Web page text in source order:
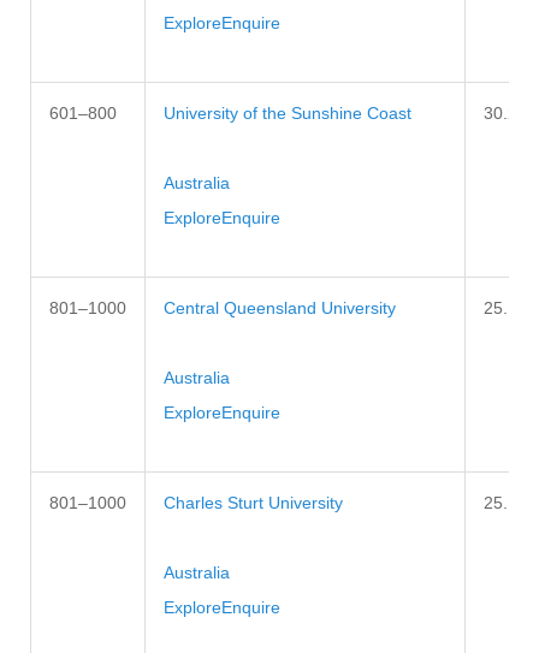
ExploreEnquire
601–800 University of the Sunshine Coast
Australia
ExploreEnquire
801–1000 Central Queensland University
Australia
ExploreEnquire
801–1000 Charles Sturt University
Australia
ExploreEnquire